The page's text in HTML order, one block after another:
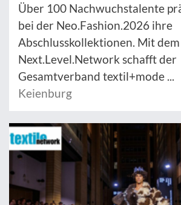
Über 100 Nachwuchstalente
bei der Neo.Fashion.2026 ihre
Abschlusskollektionen. Mit dem
Next.Level.Network schafft der
Gesamtverband textil+mode ...
Keienburg